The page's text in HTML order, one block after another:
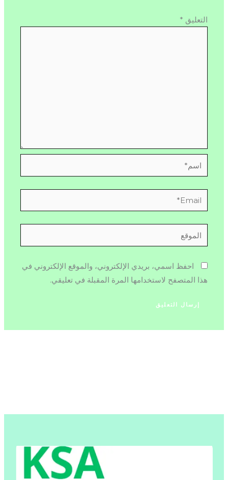
التعليق *
اسم*
Email*
الموقع
احفظ اسمي، بريدي الإلكتروني، والموقع الإلكتروني في
هذا المتصفح لاستخدامها المرة المقبلة في تعليقي.